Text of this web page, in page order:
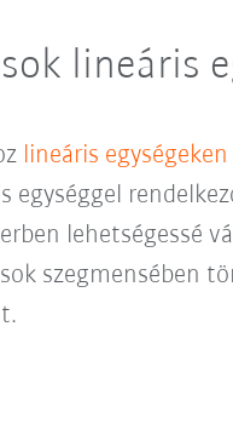
lineáris
lineáris egységeken
lehetségessé
szegmensében